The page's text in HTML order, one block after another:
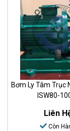
Bơm Ly Tâm Trục
ISW80-
Liên
Còn